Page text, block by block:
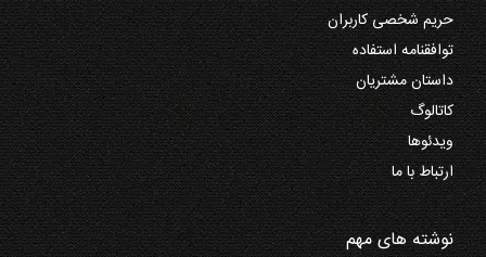
حریم شخصی کاربران
توافقنامه استفاده
داستان مشتریان
کاتالوگ
ویدئوها
ارتباط با ما
نوشته های مهم